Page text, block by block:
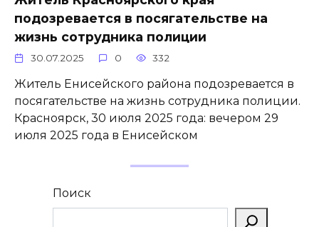
подозревается в посягательстве на
жизнь сотрудника полиции
30.07.2025 0 332
Житель Енисейского района подозревается в
посягательстве на жизнь сотрудника полиции.
Красноярск, 30 июля 2025 года: вечером 29
июля 2025 года в Енисейском
Поиск